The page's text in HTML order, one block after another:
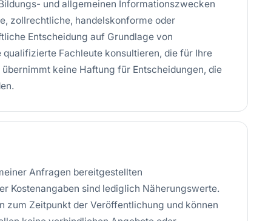
und allgemeinen Informationszwecken
zollrechtliche, handelskonforme oder
Entscheidung auf Grundlage von
Fachleute konsultieren, die für Ihre
keine Haftung für Entscheidungen, die
Anfragen bereitgestellten
Kostenangaben sind lediglich Näherungswerte.
zum Zeitpunkt der Veröffentlichung und können